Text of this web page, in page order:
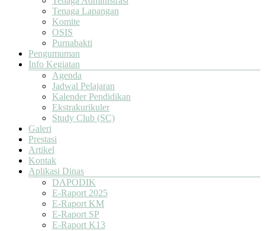
Tenaga Lapangan
Komite
OSIS
Purnabakti
Pengumuman
Info Kegiatan
Agenda
Jadwal Pelajaran
Kalender Pendidikan
Ekstrakurikuler
Study Club (SC)
Galeri
Prestasi
Artikel
Kontak
Aplikasi Dinas
DAPODIK
E-Raport 2025
E-Raport KM
E-Raport SP
E-Raport K13